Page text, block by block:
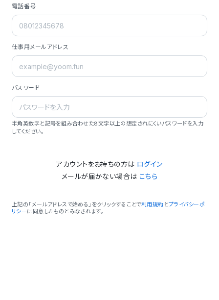
電話番号
仕事用メールアドレス
パスワード
半角英数字と記号を組み合わせた8文字以上の想定されにくいパスワードを入力
してください。
アカウントをお持ちの方は ログイン
メールが届かない場合は こちら
上記の「メールアドレスで始める」をクリックすることで利用規約 とプライバシーポ
リシーに同意したものとみなされます。